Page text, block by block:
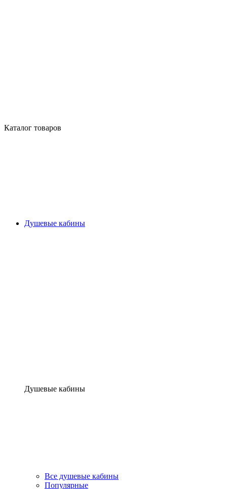
Каталог товаров
Душевые кабины
Душевые кабины
Все душевые кабины
Популярные